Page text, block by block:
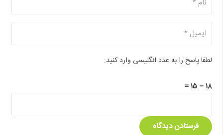
لطفا پاسخ را به عدد انگلیسی وارد کنید:
۱۸ − ۱۵ =
فرستادن دیدگاه